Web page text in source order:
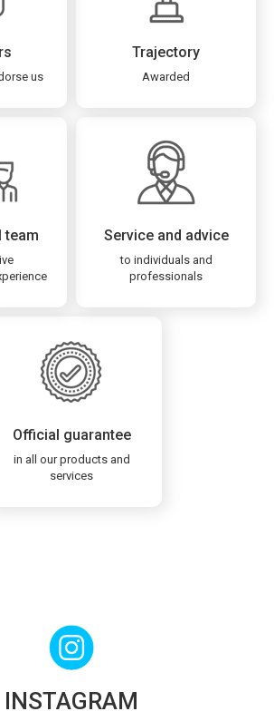
us
Trajectory
Awarded
team Service and advice
to individuals and
professionals
Official guarantee
in all our products and
services
INSTAGRAM